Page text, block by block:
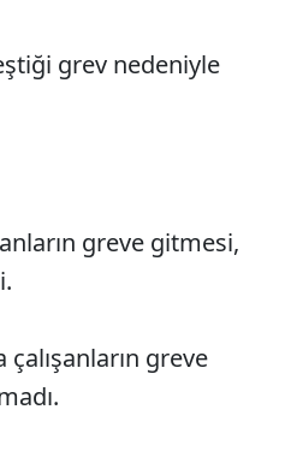
grev nedeniyle
greve gitmesi,
greve